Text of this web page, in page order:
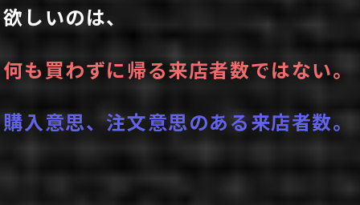
欲しいのは、
何も買わずに帰る来店者数ではない。
購入意思、注文意思のある来店者数。